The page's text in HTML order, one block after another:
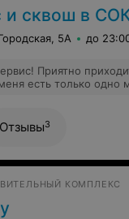
в СОК
5А до
Приятно
есть только одно
Отзывы3
КОМПЛЕКС